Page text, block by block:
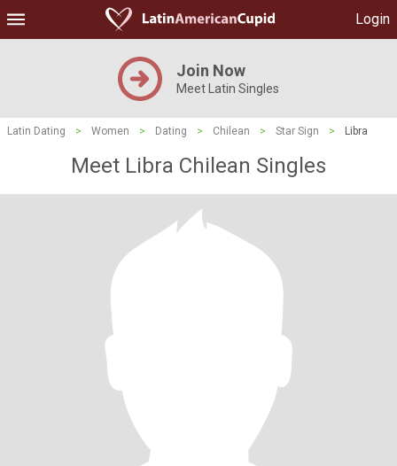
Login
Join Now
Meet Latin Singles
Latin Dating > Women > Dating > Chilean > Star Sign > Libra
Meet Libra Chilean Singles